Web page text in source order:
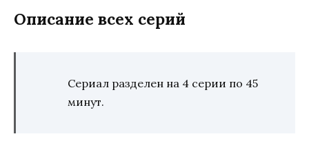
Описание всех серий
Сериал разделен на 4 серии по 45
минут.